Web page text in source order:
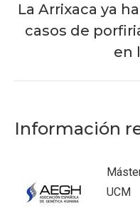
La Arrixaca ya
casos de
en
Información
UCM